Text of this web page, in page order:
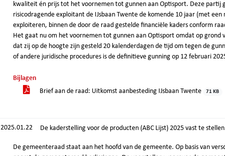
kwaliteit én prijs tot het voornemen tot gunnen aan Optisport. Deze partij
risicodragende exploitant de IJsbaan Twente de komende 10 jaar (met
exploiteren, binnen de door de raad gestelde financiële kaders conform
Het gaat nu om het voornemen tot gunnen aan Optisport omdat op grond
dat zij op de hoogte zijn gesteld 20 kalenderdagen de tijd om tegen de
of andere juridische procedures is de definitieve gunning op 12 februari
Bijlagen
Brief aan de raad: Uitkomst aanbesteding IJsbaan Twente
71 KB
2025.01.22 De kaderstelling voor de producten (ABC Lijst) 2025 vast te
De gemeenteraad staat aan het hoofd van de gemeente. Op basis van